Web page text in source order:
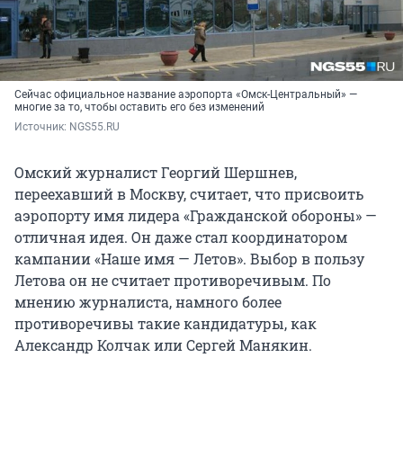
Сейчас официальное название аэропорта «Омск-Центральный» —
многие за то, чтобы оставить его без изменений
Источник: NGS55.RU
Омский журналист Георгий Шершнев,
переехавший в Москву, считает, что присвоить
аэропорту имя лидера «Гражданской обороны» —
отличная идея. Он даже стал координатором
кампании «Наше имя — Летов». Выбор в пользу
Летова он не считает противоречивым. По
мнению журналиста, намного более
противоречивы такие кандидатуры, как
Александр Колчак или Сергей Манякин.